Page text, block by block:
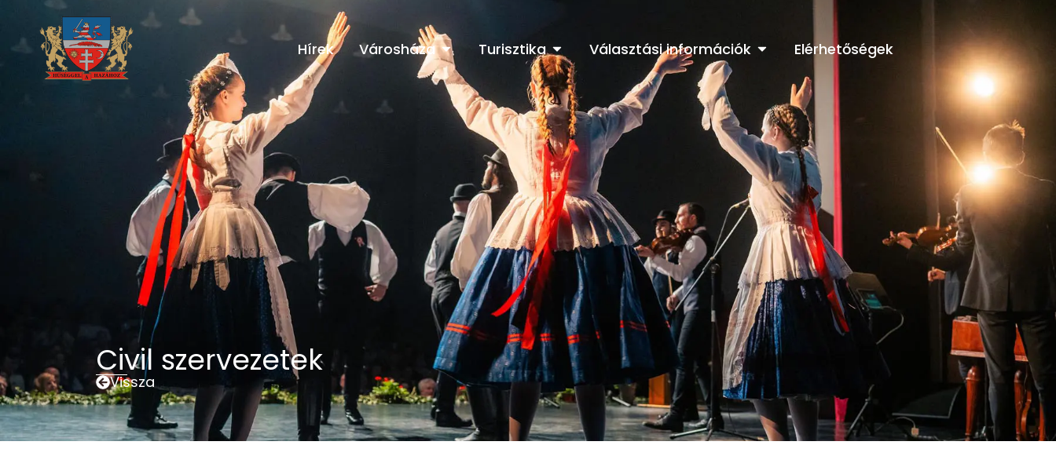
Hírek Városháza Turisztika Választási információk Elérhetőségek
Civil szervezetek
Vissza